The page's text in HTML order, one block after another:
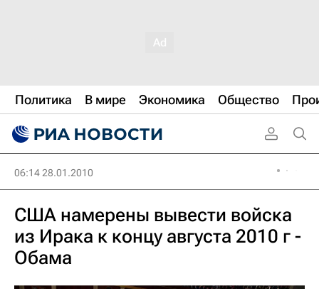
Политика В мире Экономика Общество
06:14 28.01.2010
США намерены вывести войска
из Ирака к концу августа 2010 г -
Обама